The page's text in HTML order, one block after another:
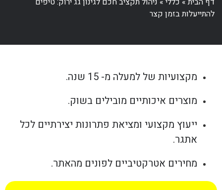
להתייעלות בזמן קצר
מקצועיות של למעלה מ- 15 שנה.
מוצרים איכותיים מובילים בשוק.
ייעוץ מקצועי ומציאת פתרונות יצירתיים לכל
אתגר.
מחירים אטרקטיביים לפונים מהאתר.